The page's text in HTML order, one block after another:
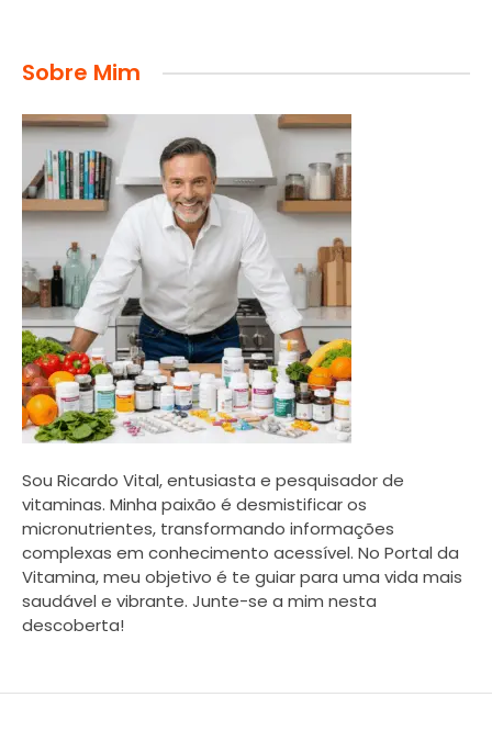
Sobre Mim
Sou Ricardo Vital, entusiasta e pesquisador de
vitaminas. Minha paixão é desmistificar os
micronutrientes, transformando informações
complexas em conhecimento acessível. No Portal da
Vitamina, meu objetivo é te guiar para uma vida mais
saudável e vibrante. Junte-se a mim nesta
descoberta!